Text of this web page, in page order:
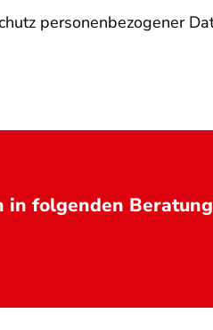
personenbezogener
in folgenden